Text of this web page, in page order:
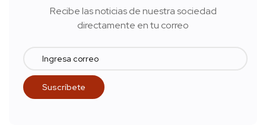
Recibe las noticias de nuestra sociedad
directamente en tu correo